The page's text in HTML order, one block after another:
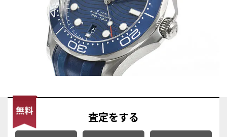
査定をする